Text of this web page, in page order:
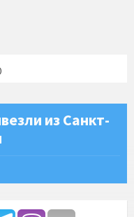
из Санкт-